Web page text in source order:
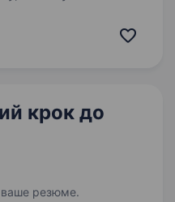
команди.
крок до
ваше резюме.